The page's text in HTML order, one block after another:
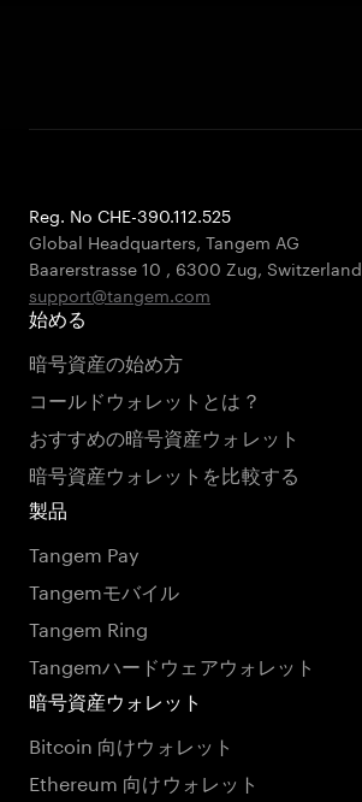
Reg. No CHE-390.112.525
Global Headquarters, Tangem AG
Baarerstrasse 10 , 6300 Zug, Switzerland
support@tangem.com
始める
暗号資産の始め方
コールドウォレットとは？
おすすめの暗号資産ウォレット
暗号資産ウォレットを比較する
製品
Tangem Pay
Tangemモバイル
Tangem Ring
Tangemハードウェアウォレット
暗号資産ウォレット
Bitcoin 向けウォレット
Ethereum 向けウォレット